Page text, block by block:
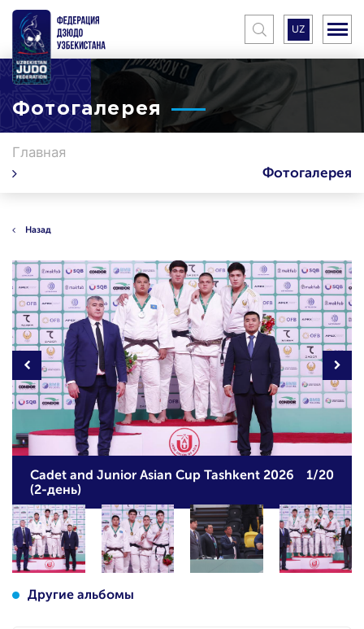
UZ
Фотогалерея
Главная
Фотогалерея
Назад
Cadet and Junior Asian Cup Tashkent 2026
(2-день)
1/20
Другие альбомы